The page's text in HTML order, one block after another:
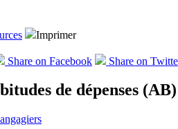
Imprimer
Share on Facebook Share on
de dépenses (AB)